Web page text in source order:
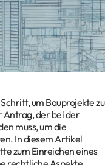
um Bauprojekte zu
Antrag, der bei der
muss, um die
In diesem Artikel
zum Einreichen eines